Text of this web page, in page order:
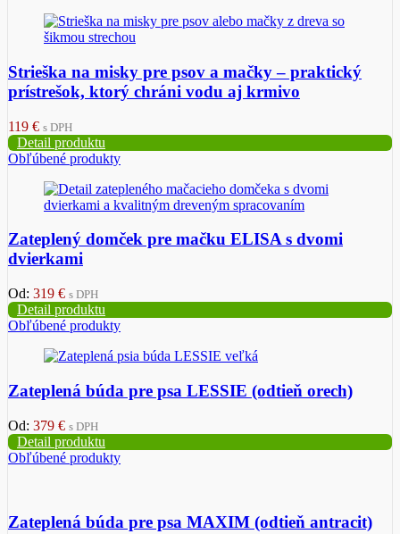
Strieška na misky pre psov a mačky – praktický
prístrešok, ktorý chráni vodu aj krmivo
119 € s DPH
Detail produktu
Obľúbené produkty
Zateplený domček pre mačku ELISA s dvomi
dvierkami
Od: 319 € s DPH
Detail produktu
Obľúbené produkty
Zateplená búda pre psa LESSIE (odtieň orech)
Od: 379 € s DPH
Detail produktu
Obľúbené produkty
Zateplená búda pre psa MAXIM (odtieň antracit)